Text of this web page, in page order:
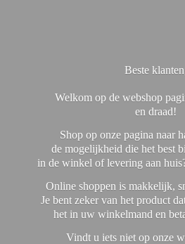
Beste
Welkom op de webshop
en draad!
Shop op onze pagina naar
de mogelijkheid die het best
in de winkel of levering aan
Online shoppen is makkelijk,
Je bent zeker van het product
het in uw winkelmand en
Vindt u iets niet op onze